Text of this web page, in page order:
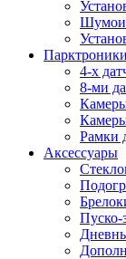
4-х
8-ми
Рамки
Аксессуары
Пуско-